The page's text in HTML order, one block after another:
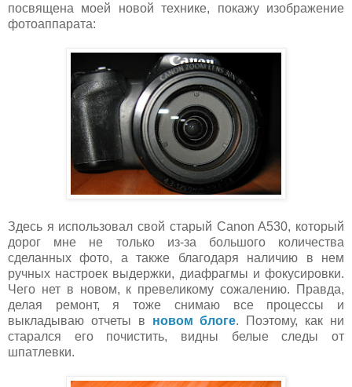
посвящена моей новой технике, покажу изображение
фотоаппарата:
Здесь я использовал свой старый Canon A530, который
дорог мне не только из-за большого количества
сделанных фото, а также благодаря наличию в нем
ручных настроек выдержки, диафрагмы и фокусировки.
Чего нет в новом, к превеликому сожалению. Правда,
делая ремонт, я тоже снимаю все процессы и
выкладываю отчеты в новом блоге. Поэтому, как ни
старался его почистить, видны белые следы от
шпатлевки.